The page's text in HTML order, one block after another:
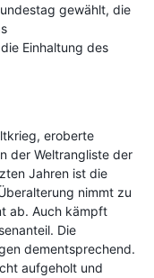
gewählt, die
Einhaltung des
eroberte
der Weltrangliste der
Jahren ist die
nimmt zu
ab. Auch kämpft
Die
dementsprechend.
aufgeholt und